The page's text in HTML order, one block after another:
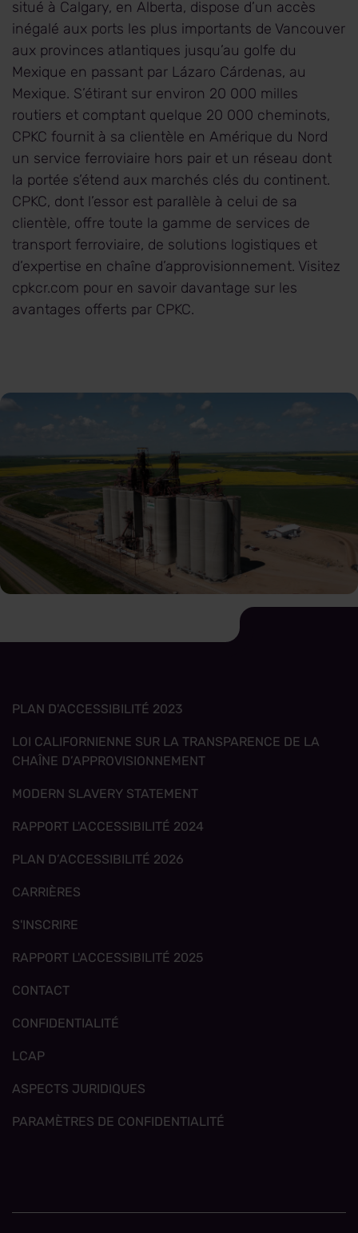
situé à Calgary, en Alberta, dispose d’un accès
inégalé aux ports les plus importants de Vancouver
aux provinces atlantiques jusqu’au golfe du
Mexique en passant par Lázaro Cárdenas, au
Mexique. S’étirant sur environ 20 000 milles
routiers et comptant quelque 20 000 cheminots,
CPKC fournit à sa clientèle en Amérique du Nord
un service ferroviaire hors pair et un réseau dont
la portée s’étend aux marchés clés du continent.
CPKC, dont l’essor est parallèle à celui de sa
clientèle, offre toute la gamme de services de
transport ferroviaire, de solutions logistiques et
d’expertise en chaîne d’approvisionnement. Visitez
cpkcr.com pour en savoir davantage sur les
avantages offerts par CPKC.
Viterra-5_web.jpg
PLAN D'ACCESSIBILITÉ 2023
LOI CALIFORNIENNE SUR LA TRANSPARENCE DE LA
CHAÎNE D’APPROVISIONNEMENT
MODERN SLAVERY STATEMENT
RAPPORT L'ACCESSIBILITÉ 2024
PLAN D’ACCESSIBILITÉ 2026
CARRIÈRES
S'INSCRIRE
RAPPORT L'ACCESSIBILITÉ 2025
CONTACT
CONFIDENTIALITÉ
LCAP
ASPECTS JURIDIQUES
PARAMÈTRES DE CONFIDENTIALITÉ